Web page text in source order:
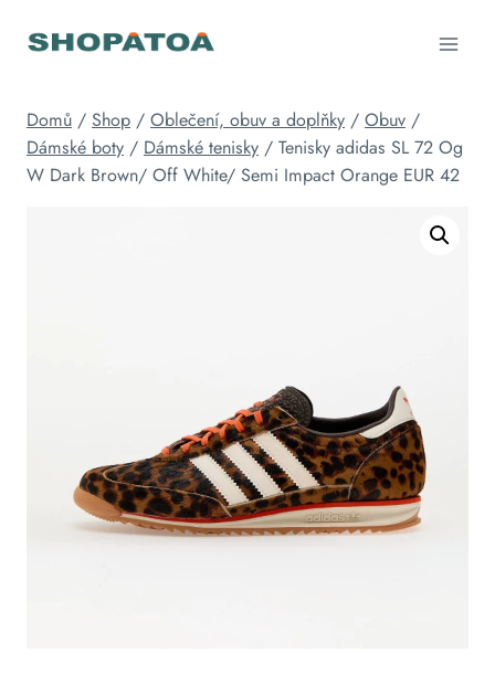
Domů / Shop / Oblečení, obuv a doplňky / Obuv /
Dámské boty / Dámské tenisky / Tenisky adidas SL 72 Og
W Dark Brown/ Off White/ Semi Impact Orange EUR 42